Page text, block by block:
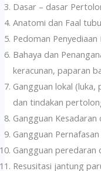
Dasar – dasar
Anatomi dan Faal
Pedoman Penyediaan
Bahaya dan
keracunan, paparan
Gangguan lokal
dan tindakan
Gangguan
Gangguan
Gangguan
Resusitasi jantung